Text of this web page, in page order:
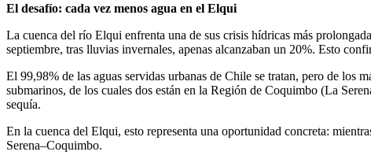
El desafío: cada vez menos agua en el Elqui
La cuenca del río Elqui enfrenta una de sus crisis hídricas más
septiembre, tras lluvias invernales, apenas alcanzaban un 20%. Esto
El 99,98% de las aguas servidas urbanas de Chile se tratan, pero de los
submarinos, de los cuales dos están en la Región de Coquimbo (La
sequía.
En la cuenca del Elqui, esto representa una oportunidad concreta:
Serena–Coquimbo.